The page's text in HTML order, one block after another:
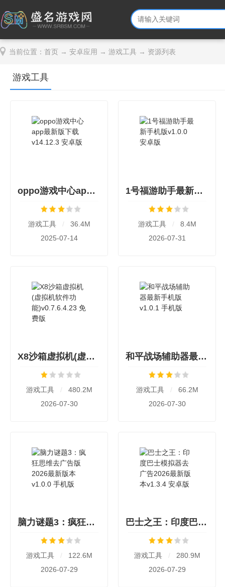
当前位置： 首页 → 安卓应用 → 游戏工具 → 资源列表
游戏工具
oppo游戏中心app最新版下载v14.12.3 安卓版
游戏工具 /
36.4M
2025-07-14
1号福游助手最新手机版v1.0.0 安卓版
游戏工具 /
8.4M
2026-07-31
X8沙箱虚拟机(虚拟机软件功能)v0.7.6.4.23 免费版
游戏工具 /
480.2M
2026-07-30
和平战场辅助器最新手机版v1.0.1 手机版
游戏工具 /
66.2M
2026-07-30
脑力谜题3：疯狂思维去广告版2026最新版本v1.0.0 手机版
游戏工具 /
122.6M
2026-07-29
巴士之王：印度巴士模拟器去广告2026最新版本v1.3.4 安卓版
游戏工具 /
280.9M
2026-07-29